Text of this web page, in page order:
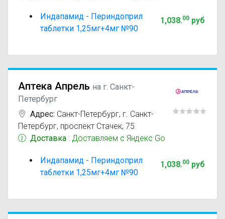
Индапамид - Периндоприл
таблетки 1,25мг+4мг №90
1,038.00руб
Аптека Апрель на г. Санкт-
Петербург
Адрес: Санкт-Петербург, г. Санкт-
Петербург, проспект Стачек, 75
Доставка : Доставляем с Яндекс Go
Индапамид - Периндоприл
таблетки 1,25мг+4мг №90
1,038.00руб